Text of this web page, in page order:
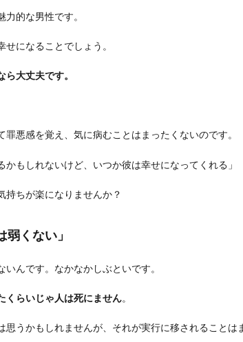
的な男性です。
になることでしょう。
大丈夫です。
罪悪感を覚え、気に病むことはまったくないのです。
かもしれないけど、いつか彼は幸せになってくれる」
持ちが楽になりませんか？
くない」
んです。なかなかしぶといです。
くらいじゃ人は死にません。
うかもしれませんが、それが実行に移されることは